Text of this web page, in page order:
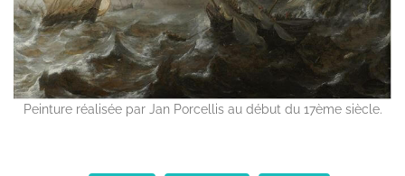
Peinture réalisée par Jan Porcellis au début du 17ème siècle.